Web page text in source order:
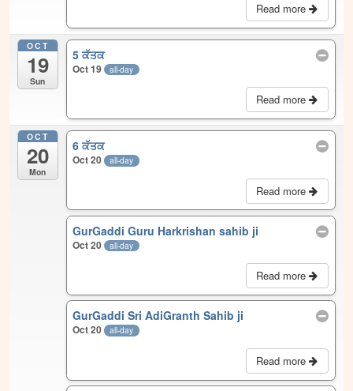
Read more
OCT
19
Sun
5 ਕੱਤਕ
Oct 19 all-day
Read more
OCT
20
Mon
6 ਕੱਤਕ
Oct 20 all-day
Read more
GurGaddi Guru Harkrishan sahib ji
Oct 20 all-day
Read more
GurGaddi Sri AdiGranth Sahib ji
Oct 20 all-day
Read more